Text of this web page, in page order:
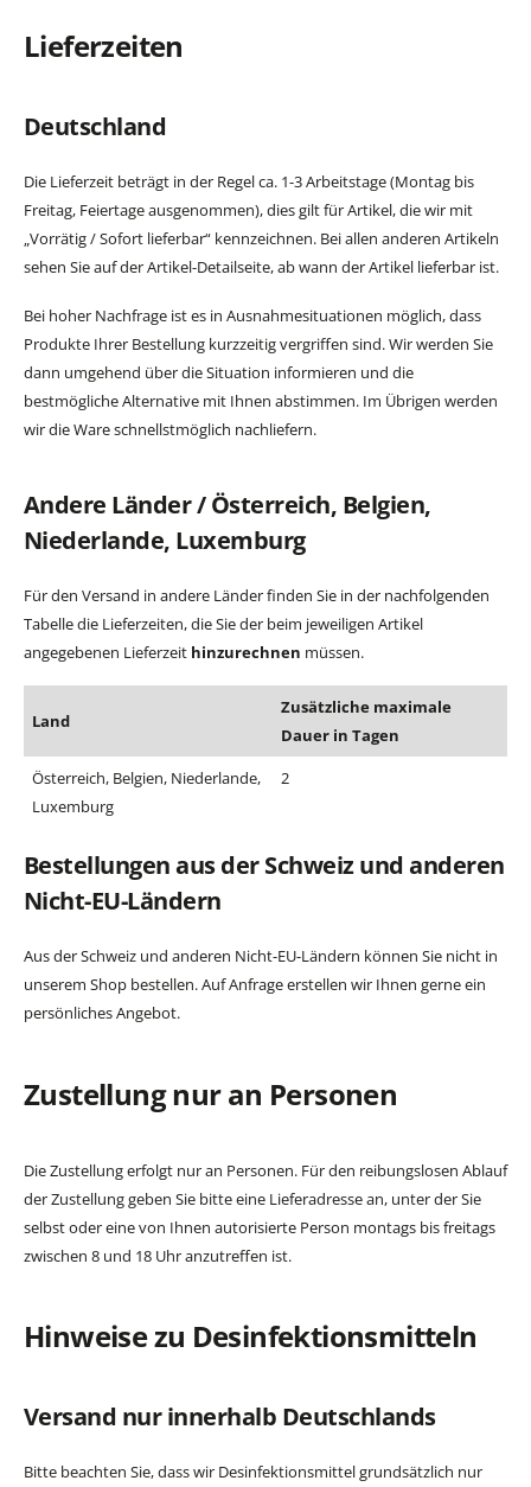
Lieferzeiten
Deutschland
Die Lieferzeit beträgt in der Regel ca. 1-3 Arbeitstage (Montag bis
Freitag, Feiertage ausgenommen), dies gilt für Artikel, die wir mit
„Vorrätig / Sofort lieferbar“ kennzeichnen. Bei allen anderen Artikeln
sehen Sie auf der Artikel-Detailseite, ab wann der Artikel lieferbar ist.
Bei hoher Nachfrage ist es in Ausnahmesituationen möglich, dass
Produkte Ihrer Bestellung kurzzeitig vergriffen sind. Wir werden Sie
dann umgehend über die Situation informieren und die
bestmögliche Alternative mit Ihnen abstimmen. Im Übrigen werden
wir die Ware schnellstmöglich nachliefern.
Andere Länder / Österreich, Belgien,
Niederlande, Luxemburg
Für den Versand in andere Länder finden Sie in der nachfolgenden
Tabelle die Lieferzeiten, die Sie der beim jeweiligen Artikel
angegebenen Lieferzeit hinzurechnen müssen.
Land
Zusätzliche maximale
Dauer in Tagen
Österreich, Belgien, Niederlande,
Luxemburg
2
Bestellungen aus der Schweiz und anderen
Nicht-EU-Ländern
Aus der Schweiz und anderen Nicht-EU-Ländern können Sie nicht in
unserem Shop bestellen. Auf Anfrage erstellen wir Ihnen gerne ein
persönliches Angebot.
Zustellung nur an Personen
Die Zustellung erfolgt nur an Personen. Für den reibungslosen Ablauf
der Zustellung geben Sie bitte eine Lieferadresse an, unter der Sie
selbst oder eine von Ihnen autorisierte Person montags bis freitags
zwischen 8 und 18 Uhr anzutreffen ist.
Hinweise zu Desinfektionsmitteln
Versand nur innerhalb Deutschlands
Bitte beachten Sie, dass wir Desinfektionsmittel grundsätzlich nur